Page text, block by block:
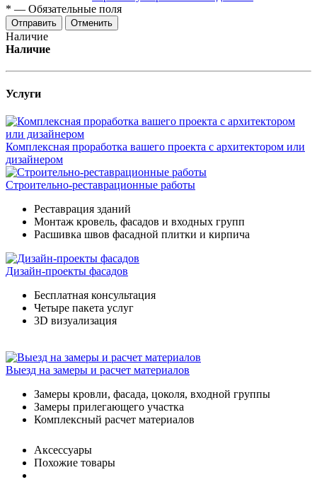
* — Обязательные поля
Отменить
Наличие
Наличие
Услуги
Комплексная проработка вашего проекта с архитектором или
дизайнером
Строительно-реставрационные работы
Реставрация зданий
Монтаж кровель, фасадов и входных групп
Расшивка швов фасадной плитки и кирпича
Дизайн-проекты фасадов
Бесплатная консультация
Четыре пакета услуг
3D визуализация
Выезд на замеры и расчет материалов
Замеры кровли, фасада, цоколя, входной группы
Замеры прилегающего участка
Комплексный расчет материалов
Аксессуары
Похожие товары